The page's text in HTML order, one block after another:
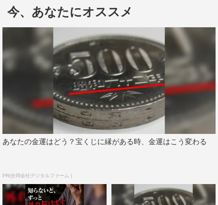
る。
また、延期された1stライブ「ぼくたちのかくめい！」は9
月19日（土）になかのZERO大ホールで開催される予定。
さらに、8月下旬には新曲5曲の披露が決まっている。詳細
は7月28日（火）後9時から生放送される『DIALOGUE＋
BOX』で発表される予定。
Blu-ray情報
DIALOGUE＋1st LIVE「ぼくたちのかくめい！オンライ
ン」Blu-ray
初回限定盤（Blu-ray＋CD）価格：6,500円＋税
＜初回限定特典＞
今、あなたにオススメ
あなたの金運はどう？宝くじに縁がある時、金運はこう変わる
PR(合同会社デジタルファーム )